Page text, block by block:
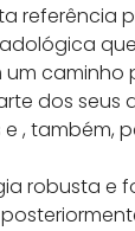
referência
um caminho
dos seus
, também,
robusta e